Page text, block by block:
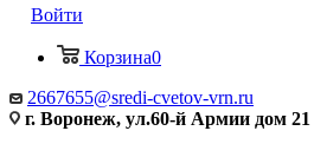
Войти
Корзина0
2667655@sredi-cvetov-vrn.ru
г. Воронеж, ул.60-й Армии дом 21